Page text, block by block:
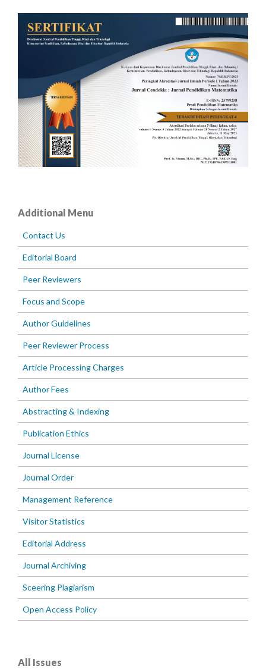
Additional Menu
Contact Us
Editorial Board
Peer Reviewers
Focus and Scope
Author Guidelines
Peer Reviewer Process
Article Processing Charges
Author Fees
Abstracting & Indexing
Publication Ethics
Journal License
Journal Order
Management Reference
Visitor Statistics
Editorial Address
Journal Archiving
Sceering Plagiarism
Open Access Policy
All Issues